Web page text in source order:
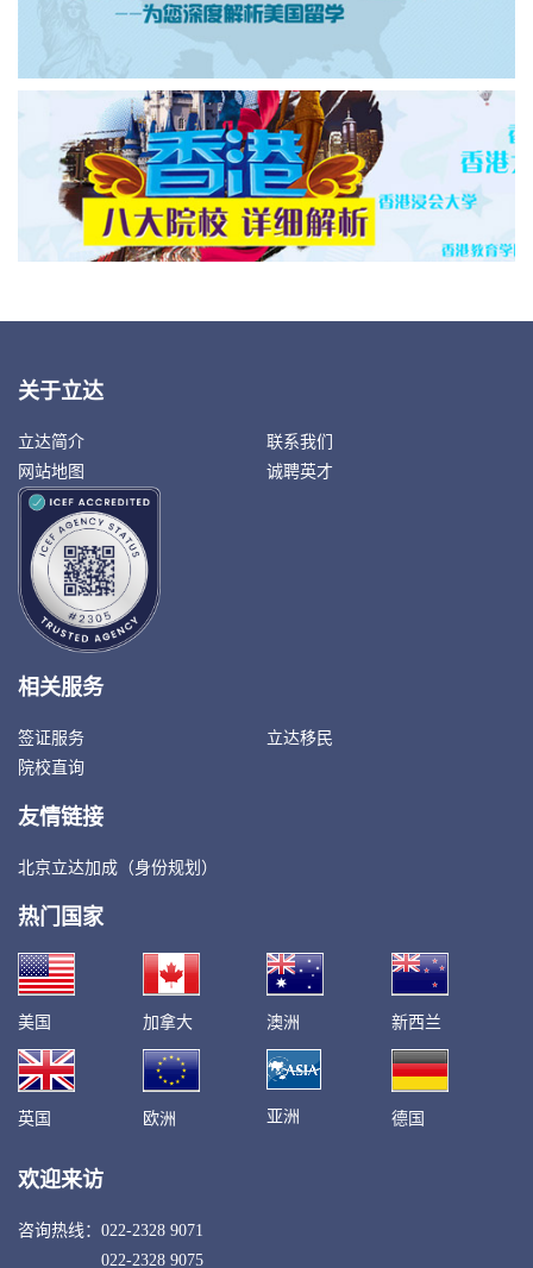
关于立达
立达简介
联系我们
网站地图
诚聘英才
相关服务
签证服务
立达移民
院校直询
友情链接
北京立达加成（身份规划）
热门国家
美国 加拿大 澳洲 新西兰
英国 欧洲 亚洲 德国
欢迎来访
咨询热线： 022-2328 9071
022-2328 9075